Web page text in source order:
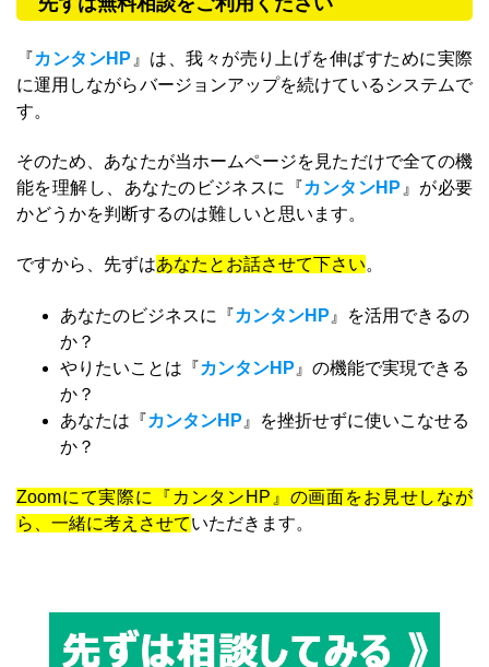
『カンタンHP 』は、我々が売り上げを伸ばすために実際
に運用しながらバージョンアップを続けているシステムで
す。
そのため、あなたが当ホームページを見ただけで全ての機
能を理解し、あなたのビジネスに『カンタンHP 』が必要
かどうかを判断するのは難しいと思います。
ですから、先ずはあなたとお話させて下さい。
あなたのビジネスに『カンタンHP 』を活用できるの
か？
やりたいことは『カンタンHP 』の機能で実現できる
か？
あなたは『カンタンHP 』を挫折せずに使いこなせる
か？
Zoomにて実際に『カンタンHP』の画面をお見せしなが
ら、一緒に考えさせていただきます。